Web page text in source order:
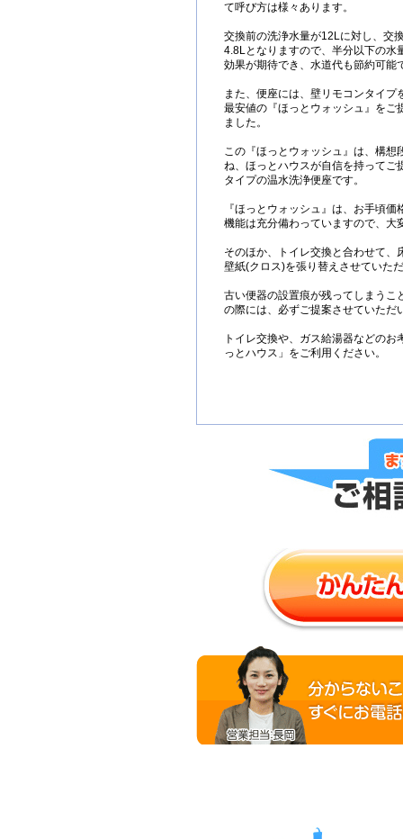
て呼び方は様々あります。
交換前の洗浄水量が12Lに対し、交
4.8Lとなりますので、半分以下の水
効果が期待でき、水道代も節約可能
また、便座には、壁リモコンタイプ
最安値の『ほっとウォッシュ』をご
ました。
この『ほっとウォッシュ』は、構想
ね、ほっとハウスが自信を持ってご
タイプの温水洗浄便座です。
『ほっとウォッシュ』は、お手頃
機能は充分備わっていますので、大
そのほか、トイレ交換と合わせて、
壁紙(クロス)を張り替えさせていた
古い便器の設置痕が残ってしまうこ
の際には、必ずご提案させていただ
トイレ交換や、ガス給湯器などの
っとハウス」をご利用ください。